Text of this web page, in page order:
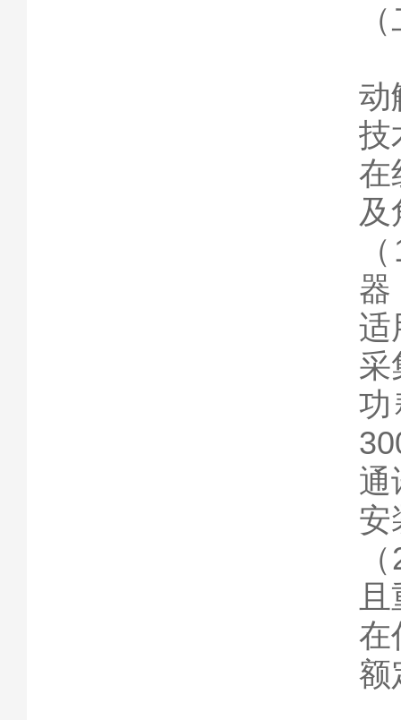
动
技
在
及
器
适
采
功
通
安
在
额